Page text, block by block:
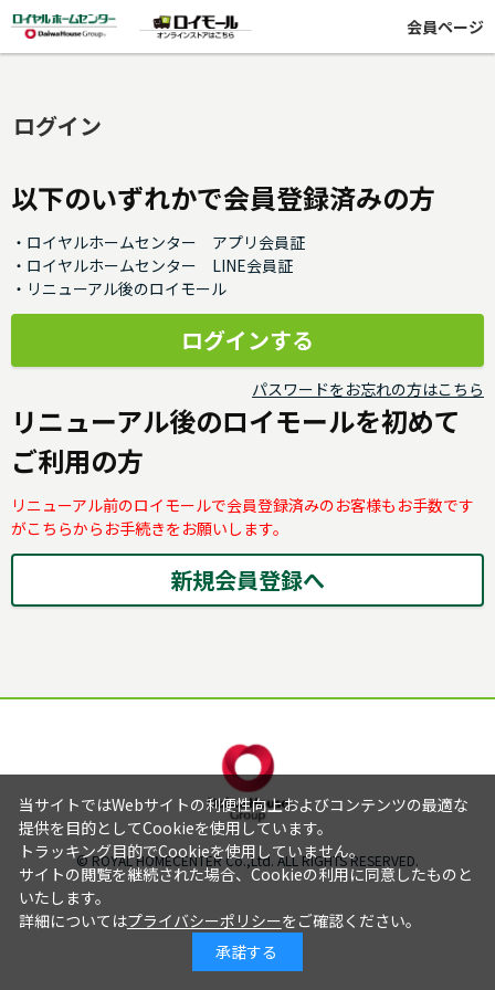
会員ページ
ログイン
以下のいずれかで会員登録済みの方
・ロイヤルホームセンター アプリ会員証
・ロイヤルホームセンター LINE会員証
・リニューアル後のロイモール
パスワードをお忘れの方はこちら
リニューアル後のロイモールを初めて
ご利用の方
リニューアル前のロイモールで会員登録済みのお客様もお手数です
がこちらからお手続きをお願いします。
© ROYAL HOMECENTER Co.,Ltd. ALL RIGHTS RESERVED.
当サイトではWebサイトの利便性向上およびコンテンツの最適な
提供を目的としてCookieを使用しています。
トラッキング目的でCookieを使用していません。
サイトの閲覧を継続された場合、Cookieの利用に同意したものと
いたします。
詳細についてはプライバシーポリシーをご確認ください。
承諾する